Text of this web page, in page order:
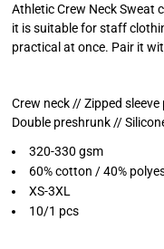
Athletic Crew Neck Sweat
it is suitable for staff
practical at once. Pair it
Crew neck // Zipped
Double preshrunk //
320-330 gsm
60% cotton / 40%
XS-3XL
10/1 pcs